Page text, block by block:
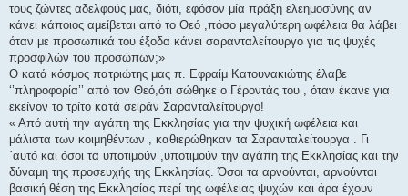
τους ζώντες αδελφούς μας, διότι, εφόσον μία πράξη ελεημοσύνης αν
κάνει κάποιος αμείβεται από το Θεό ,πόσο μεγαλύτερη ωφέλεια θα λάβει
όταν με προσωπικά του έξοδα κάνει σαρανταλείτουργο για τις ψυχές
προσφιλών του προσώπων;»
Ο κατά κόσμος πατριώτης μας π. Εφραίμ Κατουνακιώτης έλαβε
‘’πληροφορία’’ από τον Θεό,ότι σώθηκε ο Γέροντάς του , όταν έκανε για
εκείνον το τρίτο κατά σειράν Σαρανταλείτουργο!
« Από αυτή την αγάπη της Εκκλησίας για την ψυχική ωφέλεια και
μάλιστα των κοιμηθέντων , καθιερώθηκαν τα Σαρανταλείτουργα . Γι
΄αυτό και όσοι τα υποτιμούν ,υποτιμούν την αγάπη της Εκκλησίας και την
δύναμη της προσευχής της Εκκλησίας. Όσοι τα αρνούνται, αρνούνται
βασική θέση της Εκκλησίας περί της ωφέλειας ψυχών και άρα έχουν